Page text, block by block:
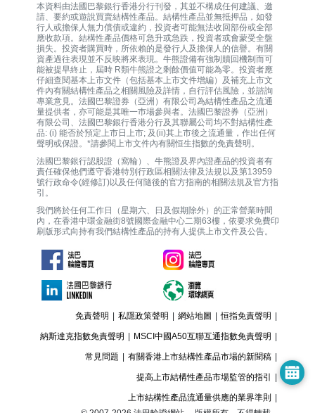
本資料由法國巴黎銀行香港分行刊發，其並不構成任何建議、邀
請、要約或遊說買賣結構性產品。結構性產品並無抵押品，如發
行人或擔保人無力償債或違約，投資者可能無法收回部份或全部
應收款項。結構性產品價格可急升或急跌，投資者或會蒙受全盤
損失。投資者購買時，所依賴的是發行人及擔保人的信譽。有關
資產過往表現並不反映將來表現。牛熊證備有強制贖回機制而可
能被提早終止，屆時 R類牛熊證之剩餘價值可能為零。投資者應
仔細查閱基本上市文件（包括基本上市文件增編）及補充上市文
件內有關結構性產品之相關風險及詳情，自行評估風險，並諮詢
專業意見。法國巴黎證券（亞洲）有限公司為結構性產品之流通
量提供者，亦可能是其唯一巿場參與者。法國巴黎證券（亞洲）
有限公司、法國巴黎銀行香港分行及其聯屬公司均不對結構性產
品: (i) 能否於預定上市日上市; 及(ii)其上市後之流通量，作出任何
聲明或保證。*請參閱上市文件內有關恒生指數的免責聲明。
法國巴黎銀行認股證（窩輪）、牛熊證及界內證產品的投資者有
責任確保他們遵守香港特別行政區相關法律及法規以及第13959
號行政命令(經修訂)以及任何隨後的官方指南的相關法規及官方指
引。
我們將於任何工作日（星期六、日及假期除外）的正常營業時間
內，在香港中環金融街8號國際金融中心二期63樓，依要求免費印
刷版形式向持有我們結構性產品的持有人提供上市文件及公告。
免責聲明 | 私隱政策聲明 | 網站地圖 | 恒指免責聲明 |
納斯達克指數免責聲明 | MSCI中國A50互聯互通指數免責聲明 |
常見問題 | 有關香港上市結構性產品市場的新聞稿 |
提高上市結構性產品市場監管的指引 |
上市結構性產品流通量供應的業界準則 |